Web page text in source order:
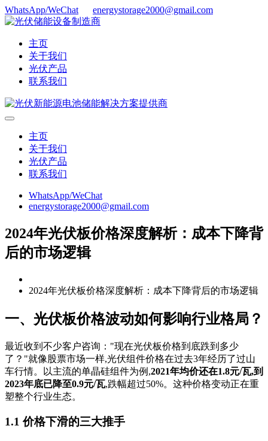
WhatsApp/WeChat energystorage2000@gmail.com
主页
关于我们
光伏产品
联系我们
主页
关于我们
光伏产品
联系我们
WhatsApp/WeChat
energystorage2000@gmail.com
2024年光伏板价格深度解析：成本下降背
后的市场逻辑
2024年光伏板价格深度解析：成本下降背后的市场逻辑
一、光伏板价格波动如何影响行业格局？
最近收到不少客户咨询："现在光伏板价格到底跌到多少
了？"就像股票市场一样,光伏组件价格在过去3年经历了过山
车行情。以主流的单晶硅组件为例,2021年均价还在1.8元/瓦,到
2023年底已降至0.9元/瓦,跌幅超过50%。这种价格变动正在重
塑整个行业生态。
1.1 价格下滑的三大推手